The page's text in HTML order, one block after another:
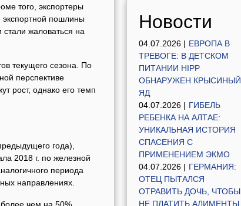
того, экспортеры
экспортной пошлины
стали жаловаться на
текущего сезона. По
перспективе
рост, однако его темп
года),
2018 г. по железной
периода
направлениях.
Новости
04.07.2026 | ЕВРОПА В
ТРЕВОГЕ: В ДЕТСКОМ
ПИТАНИИ HIPP
ОБНАРУЖЕН КРЫСИНЫЙ
ЯД
04.07.2026 | ГИБЕЛЬ
РЕБЕНКА НА АЛТАЕ:
УНИКАЛЬНАЯ ИСТОРИЯ
СПАСЕНИЯ С
ПРИМЕНЕНИЕМ ЭКМО
04.07.2026 | ГЕРМАНИЯ:
ОТЕЦ ПЫТАЛСЯ
ОТРАВИТЬ ДОЧЬ, ЧТОБЫ
НЕ ПЛАТИТЬ АЛИМЕНТЫ